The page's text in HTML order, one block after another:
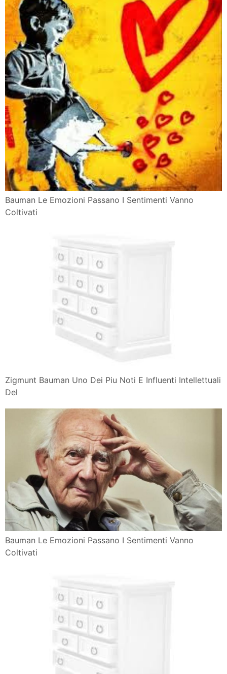
Bauman Le Emozioni Passano I Sentimenti Vanno
Coltivati
Zigmunt Bauman Uno Dei Piu Noti E Influenti Intellettuali
Del
Bauman Le Emozioni Passano I Sentimenti Vanno
Coltivati